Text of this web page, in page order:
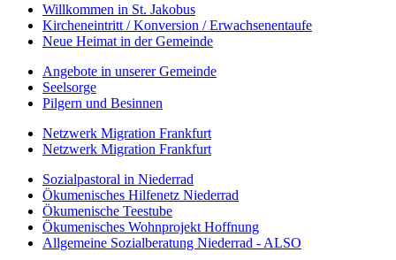
Willkommen in St. Jakobus
Kircheneintritt / Konversion / Erwachsenentaufe
Neue Heimat in der Gemeinde
Angebote in unserer Gemeinde
Seelsorge
Pilgern und Besinnen
Netzwerk Migration Frankfurt
Netzwerk Migration Frankfurt
Sozialpastoral in Niederrad
Ökumenisches Hilfenetz Niederrad
Ökumenische Teestube
Ökumenisches Wohnprojekt Hoffnung
Allgemeine Sozialberatung Niederrad - ALSO